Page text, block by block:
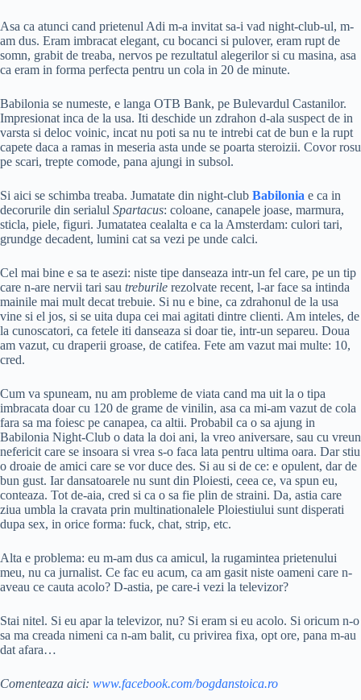
Asa ca atunci cand prietenul Adi m-a invitat sa-i vad night-club-ul, m-
am dus. Eram imbracat elegant, cu bocanci si pulover, eram rupt de
somn, grabit de treaba, nervos pe rezultatul alegerilor si cu masina, asa
ca eram in forma perfecta pentru un cola in 20 de minute.
Babilonia se numeste, e langa OTB Bank, pe Bulevardul Castanilor.
Impresionat inca de la usa. Iti deschide un zdrahon d-ala suspect de in
varsta si deloc voinic, incat nu poti sa nu te intrebi cat de bun e la rupt
capete daca a ramas in meseria asta unde se poarta steroizii. Covor rosu
pe scari, trepte comode, pana ajungi in subsol.
Si aici se schimba treaba. Jumatate din night-club Babilonia e ca in
decorurile din serialul Spartacus: coloane, canapele joase, marmura,
sticla, piele, figuri. Jumatatea cealalta e ca la Amsterdam: culori tari,
grundge decadent, lumini cat sa vezi pe unde calci.
Cel mai bine e sa te asezi: niste tipe danseaza intr-un fel care, pe un tip
care n-are nervii tari sau treburile rezolvate recent, l-ar face sa intinda
mainile mai mult decat trebuie. Si nu e bine, ca zdrahonul de la usa
vine si el jos, si se uita dupa cei mai agitati dintre clienti. Am inteles, de
la cunoscatori, ca fetele iti danseaza si doar tie, intr-un separeu. Doua
am vazut, cu draperii groase, de catifea. Fete am vazut mai multe: 10,
cred.
Cum va spuneam, nu am probleme de viata cand ma uit la o tipa
imbracata doar cu 120 de grame de vinilin, asa ca mi-am vazut de cola
fara sa ma foiesc pe canapea, ca altii. Probabil ca o sa ajung in
Babilonia Night-Club o data la doi ani, la vreo aniversare, sau cu vreun
nefericit care se insoara si vrea s-o faca lata pentru ultima oara. Dar stiu
o droaie de amici care se vor duce des. Si au si de ce: e opulent, dar de
bun gust. Iar dansatoarele nu sunt din Ploiesti, ceea ce, va spun eu,
conteaza. Tot de-aia, cred si ca o sa fie plin de straini. Da, astia care
ziua umbla la cravata prin multinationalele Ploiestiului sunt disperati
dupa sex, in orice forma: fuck, chat, strip, etc.
Alta e problema: eu m-am dus ca amicul, la rugamintea prietenului
meu, nu ca jurnalist. Ce fac eu acum, ca am gasit niste oameni care n-
aveau ce cauta acolo? D-astia, pe care-i vezi la televizor?
Stai nitel. Si eu apar la televizor, nu? Si eram si eu acolo. Si oricum n-o
sa ma creada nimeni ca n-am balit, cu privirea fixa, opt ore, pana m-au
dat afara…
Comenteaza aici: www.facebook.com/bogdanstoica.ro